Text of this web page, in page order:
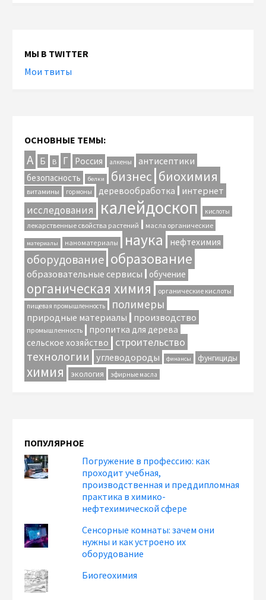
МЫ В TWITTER
Мои твиты
ОСНОВНЫЕ ТЕМЫ:
А Б В Г Россия алкены антисептики
безопасность белки бизнес биохимия
витамины гормоны деревообработка интернет
исследования калейдоскоп кислоты
лекарственные свойства растений масла органические
материалы наноматериалы наука нефтехимия
оборудование образование
образовательные сервисы обучение
органическая химия органические кислоты
пищевая промышленность полимеры
природные материалы производство
промышленность
пропитка для дерева
сельское хозяйство
строительство
технологии углеводороды финансы фунгициды
химия экология эфирные масла
ПОПУЛЯРНОЕ
Погружение в профессию: как
проходит учебная,
производственная и преддипломная
практика в химико-
нефтехимической сфере
Сенсорные комнаты: зачем они
нужны и как устроено их
оборудование
Биогеохимия